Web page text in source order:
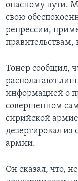
опасному пути.
свою
репрессии,
правительствам,
Тонер сообщил,
располагают
информацией о
совершенном
сирийской
дезертировал из
армии.
Он сказал, что,